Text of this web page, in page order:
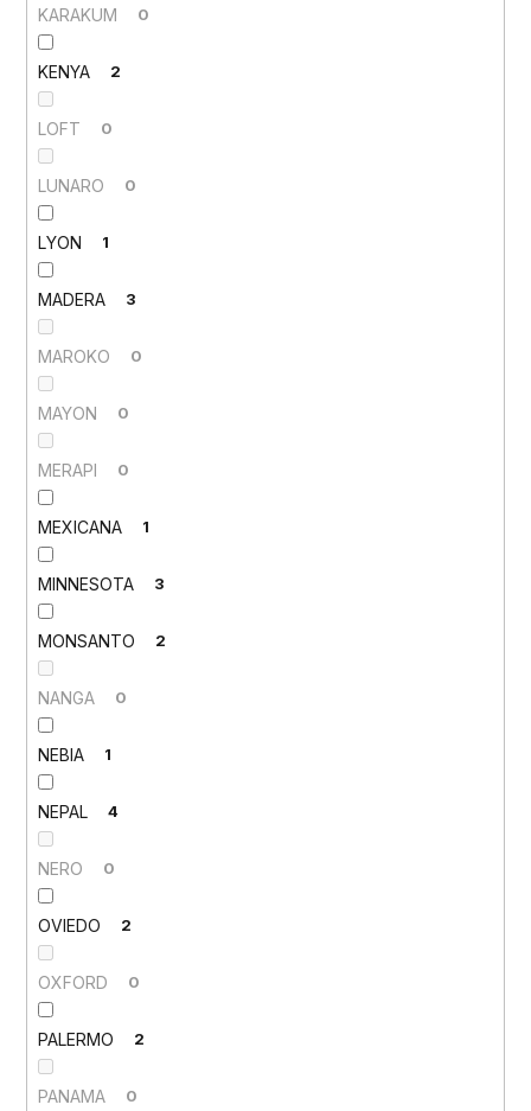
KARAKUM 0
KENYA 2
LOFT 0
LUNARO 0
LYON 1
MADERA 3
MAROKO 0
MAYON 0
MERAPI 0
MEXICANA 1
MINNESOTA 3
MONSANTO 2
NANGA 0
NEBIA 1
NEPAL 4
NERO 0
OVIEDO 2
OXFORD 0
PALERMO 2
PANAMA 0